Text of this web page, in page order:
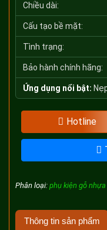
Chiều dài:
Cấu tạo bề mặt:
Tình trạng:
Bảo hành chính hãng:
Ứng dụng nổi bật:
Hotline
Phân loại: phụ kiện gỗ nhựa
Thông tin sản phẩm